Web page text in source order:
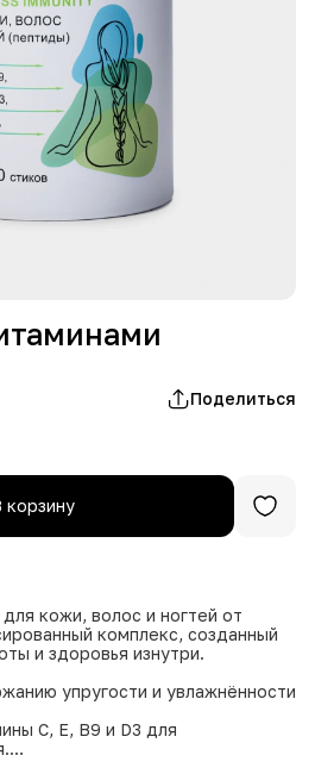
Поделиться
корзину
кожи, волос и ногтей от
комплекс, созданный
и здоровья изнутри.
упругости и увлажнённости
С, Е, В9 и D3 для